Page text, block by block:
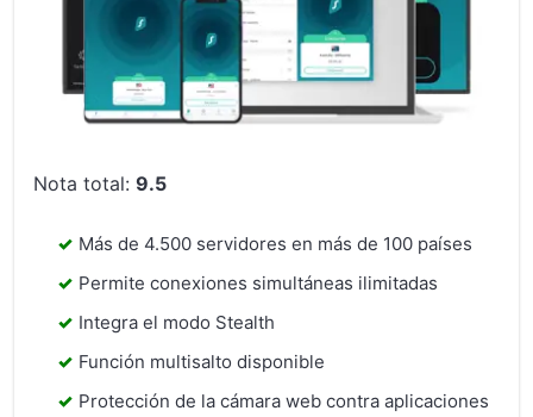
Nota total:9.5
Más de 4.500 servidores en más de 100 países
Permite conexiones simultáneas ilimitadas
Integra el modo Stealth
Función multisalto disponible
Protección de la cámara web contra aplicaciones